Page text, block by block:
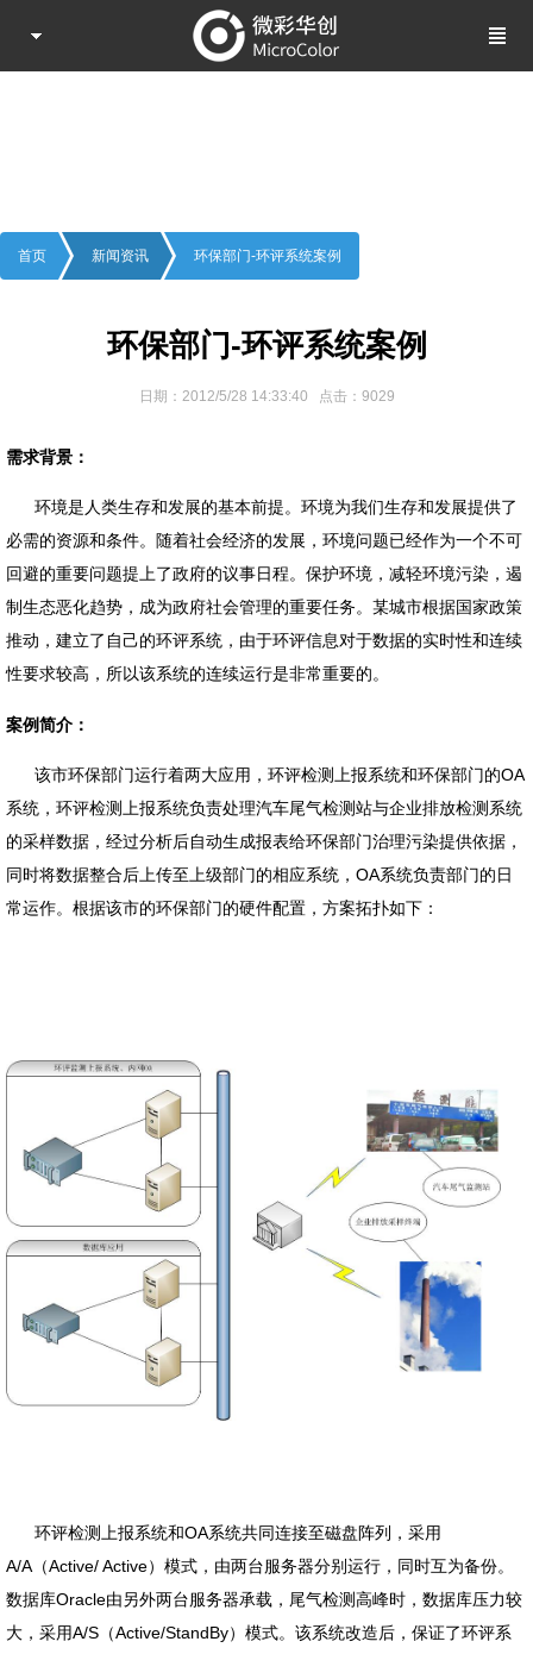
首页 新闻资讯 环保部门-环评系统案例
环保部门-环评系统案例
日期：2012/5/28 14:33:40 点击：9029
需求背景：
环境是人类生存和发展的基本前提。环境为我们生存和发展提供了
必需的资源和条件。随着社会经济的发展，环境问题已经作为一个不可
回避的重要问题提上了政府的议事日程。保护环境，减轻环境污染，遏
制生态恶化趋势，成为政府社会管理的重要任务。某城市根据国家政策
推动，建立了自己的环评系统，由于环评信息对于数据的实时性和连续
性要求较高，所以该系统的连续运行是非常重要的。
案例简介：
该市环保部门运行着两大应用，环评检测上报系统和环保部门的OA
系统，环评检测上报系统负责处理汽车尾气检测站与企业排放检测系统
的采样数据，经过分析后自动生成报表给环保部门治理污染提供依据，
同时将数据整合后上传至上级部门的相应系统，OA系统负责部门的日
常运作。根据该市的环保部门的硬件配置，方案拓扑如下：
环评检测上报系统和OA系统共同连接至磁盘阵列，采用
A/A（Active/ Active）模式，由两台服务器分别运行，同时互为备份。
数据库Oracle由另外两台服务器承载，尾气检测高峰时，数据库压力较
大，采用A/S（Active/StandBy）模式。该系统改造后，保证了环评系